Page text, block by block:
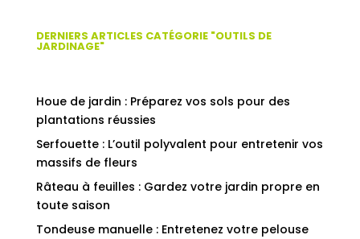
DERNIERS ARTICLES CATÉGORIE "OUTILS DE
JARDINAGE"
Houe de jardin : Préparez vos sols pour des
plantations réussies
Serfouette : L’outil polyvalent pour entretenir vos
massifs de fleurs
Râteau à feuilles : Gardez votre jardin propre en
toute saison
Tondeuse manuelle : Entretenez votre pelouse